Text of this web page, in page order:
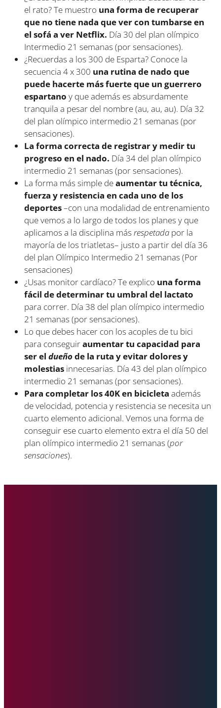
el rato? Te muestro una forma de recuperar
que no tiene nada que ver con tumbarse en
el sofá a ver Netflix. Día 30 del plan olímpico
Intermedio 21 semanas (por sensaciones).
¿Recuerdas a los 300 de Esparta? Conoce la
secuencia 4 x 300 una rutina de nado que
puede hacerte más fuerte que un guerrero
espartano y que además es absurdamente
tranquila a pesar del nombre (au, au, au). Día 32
del plan olímpico intermedio 21 semanas (por
sensaciones).
La forma correcta de registrar y medir tu
progreso en el nado. Día 34 del plan olímpico
intermedio 21 semanas (por sensaciones).
La forma más simple deaumentar tu técnica,
fuerza y resistencia en cada uno de los
deportes–con una modalidad de entrenamiento
que vemos a lo largo de todos los planes y que
aplicamos a la disciplina másrespetada por la
mayoría de los triatletas– justo a partir del día 36
del plan Olímpico Intermedio 21 semanas (Por
sensaciones)
¿Usas monitor cardíaco? Te explico una forma
fácil de determinar tu umbral del lactato
para correr. Día 38 del plan olímpico intermedio
21 semanas (por sensaciones).
Lo que debes hacer con los acoples de tu bici
para conseguiraumentar tu capacidad para
ser eldueñode la ruta y evitar dolores y
molestias innecesarias. Día 43 del plan olímpico
intermedio 21 semanas (por sensaciones).
Para completar los 40K en bicicleta además
de velocidad, potencia y resistencia se necesita un
cuarto elemento adicional. Vemos una forma de
conseguir ese cuarto elemento extra el día 50 del
plan olímpico intermedio 21 semanas (por
sensaciones).